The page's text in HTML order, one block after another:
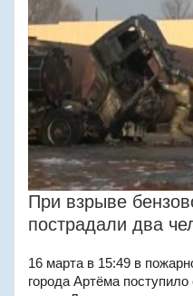
При взрыве
пострадали два
16 марта в 15:49 в
города Артёма